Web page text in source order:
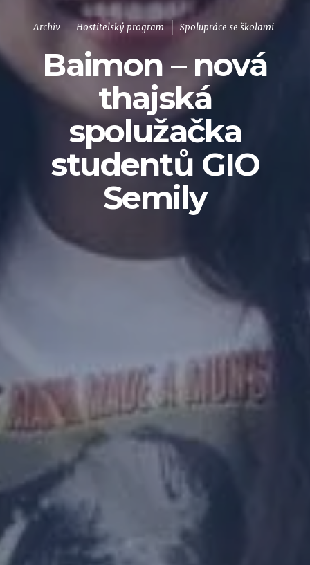
Archiv Hostitelský program Spolupráce se školami
Baimon – nová
thajská
spolužačka
studentů GIO
Semily